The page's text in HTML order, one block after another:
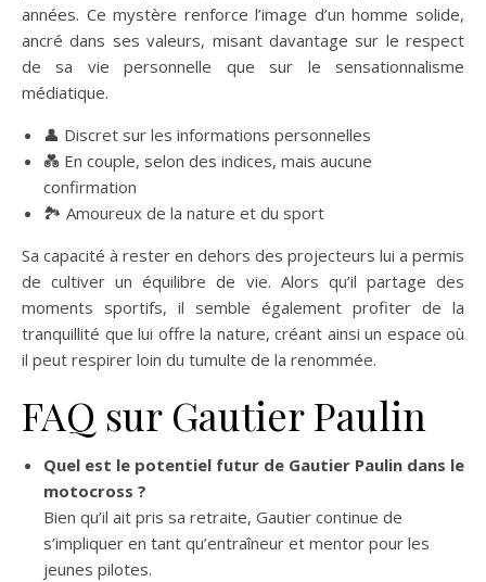
années. Ce mystère renforce l’image d’un homme solide,
ancré dans ses valeurs, misant davantage sur le respect
de sa vie personnelle que sur le sensationnalisme
médiatique.
👤 Discret sur les informations personnelles
💑 En couple, selon des indices, mais aucune
confirmation
🏞️ Amoureux de la nature et du sport
Sa capacité à rester en dehors des projecteurs lui a permis
de cultiver un équilibre de vie. Alors qu’il partage des
moments sportifs, il semble également profiter de la
tranquillité que lui offre la nature, créant ainsi un espace où
il peut respirer loin du tumulte de la renommée.
FAQ sur Gautier Paulin
Quel est le potentiel futur de Gautier Paulin dans le
motocross ?
Bien qu’il ait pris sa retraite, Gautier continue de
s’impliquer en tant qu’entraîneur et mentor pour les
jeunes pilotes.